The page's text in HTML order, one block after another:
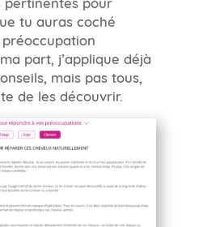
tu auras coché
part, j’applique déjà
mais pas tous,
de les découvrir.